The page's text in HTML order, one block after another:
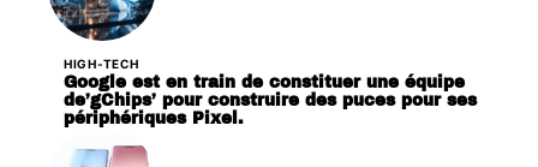
HIGH-TECH
Google est en train de constituer une équipe
de’gChips’ pour construire des puces pour ses
périphériques Pixel.